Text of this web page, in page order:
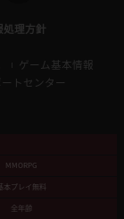
処理方針
ゲーム基本情報
トセンター
MMORPG
本プレイ無料
全年齢